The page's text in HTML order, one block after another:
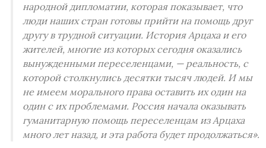
народной дипломатии, которая показывает, что
люди наших стран готовы прийти на помощь друг
другу в трудной ситуации. История Арцаха и его
жителей, многие из которых сегодня оказались
вынужденными переселенцами, — реальность, с
которой столкнулись десятки тысяч людей. И мы
не имеем морального права оставить их один на
один с их проблемами. Россия начала оказывать
гуманитарную помощь переселенцам из Арцаха
много лет назад, и эта работа будет продолжаться».